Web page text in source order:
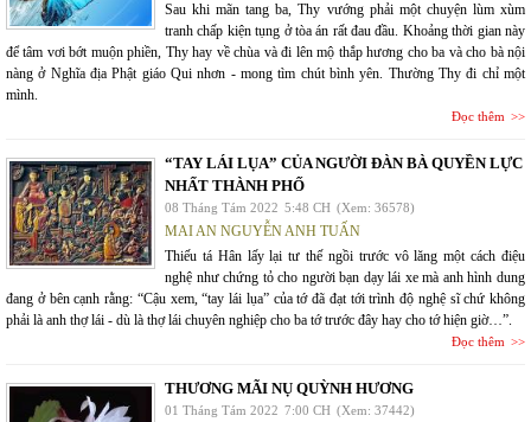
Sau khi mãn tang ba, Thy vướng phải một chuyện lùm xùm
tranh chấp kiện tụng ở tòa án rất đau đầu. Khoảng thời gian này
để tâm vơi bớt muộn phiền, Thy hay về chùa và đi lên mộ thắp hương cho ba và cho bà nội
nàng ở Nghĩa địa Phật giáo Qui nhơn - mong tìm chút bình yên. Thường Thy đi chỉ một
mình.
Đọc thêm
“TAY LÁI LỤA” CỦA NGƯỜI ĐÀN BÀ QUYỀN LỰC
NHẤT THÀNH PHỐ
08 Tháng Tám 2022 5:48 CH (Xem: 36578)
MAI AN NGUYỄN ANH TUẤN
Thiếu tá Hân lấy lại tư thế ngồi trước vô lăng một cách điệu
nghệ như chứng tỏ cho người bạn dạy lái xe mà anh hình dung
đang ở bên cạnh rằng: “Cậu xem, “tay lái lụa” của tớ đã đạt tới trình độ nghệ sĩ chứ không
phải là anh thợ lái - dù là thợ lái chuyên nghiệp cho ba tớ trước đây hay cho tớ hiện giờ…”.
Đọc thêm
THƯƠNG MÃI NỤ QUỲNH HƯƠNG
01 Tháng Tám 2022 7:00 CH (Xem: 37442)